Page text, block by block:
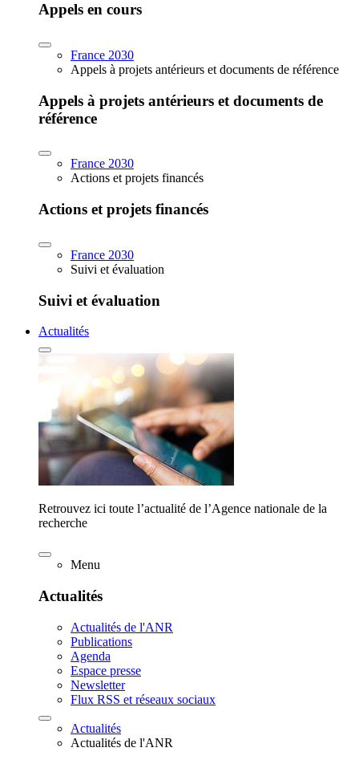
Appels en cours
France 2030
Appels à projets antérieurs et documents de référence
Appels à projets antérieurs et documents de
référence
France 2030
Actions et projets financés
Actions et projets financés
France 2030
Suivi et évaluation
Suivi et évaluation
Actualités
Retrouvez ici toute l’actualité de l’Agence nationale de la
recherche
Menu
Actualités
Actualités de l'ANR
Publications
Agenda
Espace presse
Newsletter
Flux RSS et réseaux sociaux
Actualités
Actualités de l'ANR